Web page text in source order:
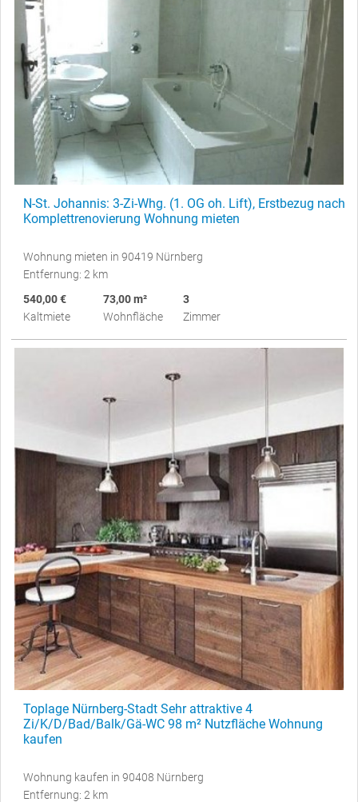
N-St. Johannis: 3-Zi-Whg. (1. OG oh. Lift), Erstbezug nach
Komplettrenovierung Wohnung mieten
Wohnung mieten in 90419 Nürnberg
Entfernung: 2 km
540,00 €
Kaltmiete
73,00 m²
Wohnfläche
3
Zimmer
Toplage Nürnberg-Stadt Sehr attraktive 4
Zi/K/D/Bad/Balk/Gä-WC 98 m² Nutzfläche Wohnung
kaufen
Wohnung kaufen in 90408 Nürnberg
Entfernung: 2 km